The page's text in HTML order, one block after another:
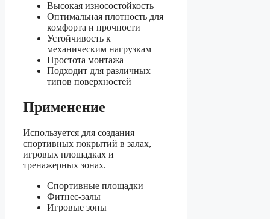
Высокая износостойкость
Оптимальная плотность для
комфорта и прочности
Устойчивость к
механическим нагрузкам
Простота монтажа
Подходит для различных
типов поверхностей
Применение
Используется для создания
спортивных покрытий в залах,
игровых площадках и
тренажерных зонах.
Спортивные площадки
Фитнес-залы
Игровые зоны